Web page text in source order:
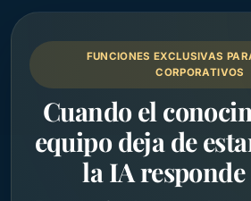
FUNCIONES EXCLUSIVAS
CORPORATIVOS
Cuando el
equipo deja de
la IA